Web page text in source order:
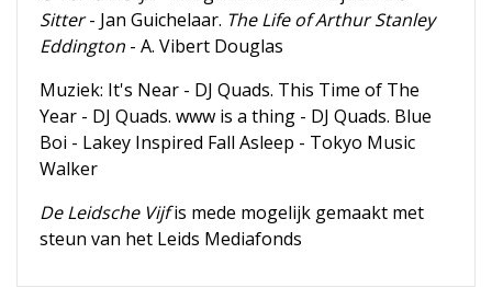
Sitter- Jan Guichelaar. The Life of Arthur Stanley
Eddington - A. Vibert Douglas
Muziek: It's Near - DJ Quads. This Time of The
Year - DJ Quads. www is a thing - DJ Quads. Blue
Boi - Lakey Inspired Fall Asleep - Tokyo Music
Walker
De Leidsche Vijfis mede mogelijk gemaakt met
steun van het Leids Mediafonds